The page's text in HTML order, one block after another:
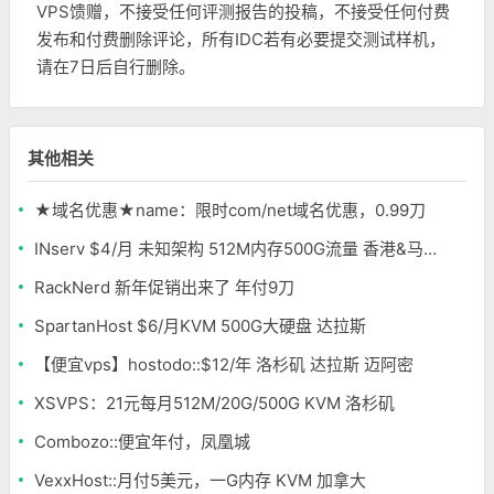
VPS馈赠，不接受任何评测报告的投稿，不接受任何付费
发布和付费删除评论，所有IDC若有必要提交测试样机，
请在7日后自行删除。
其他相关
★域名优惠★name：限时com/net域名优惠，0.99刀
INserv $4/月 未知架构 512M内存500G流量 香港&马来西亚便宜VPS
RackNerd 新年促销出来了 年付9刀
SpartanHost $6/月KVM 500G大硬盘 达拉斯
【便宜vps】hostodo::$12/年 洛杉矶 达拉斯 迈阿密
XSVPS：21元每月512M/20G/500G KVM 洛杉矶
Combozo::便宜年付，凤凰城
VexxHost::月付5美元，一G内存 KVM 加拿大